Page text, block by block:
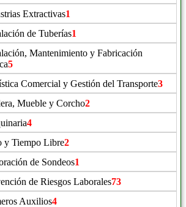
Extractivas1
de Tuberías1
Mantenimiento y Fabricación
5
Comercial y Gestión del Transporte3
Mueble y Corcho2
4
y Tiempo Libre2
de Sondeos1
de Riesgos Laborales73
Auxilios4